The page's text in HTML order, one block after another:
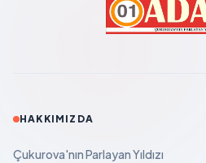
HAKKIMIZDA
Çukurova'nın Parlayan Yıldızı